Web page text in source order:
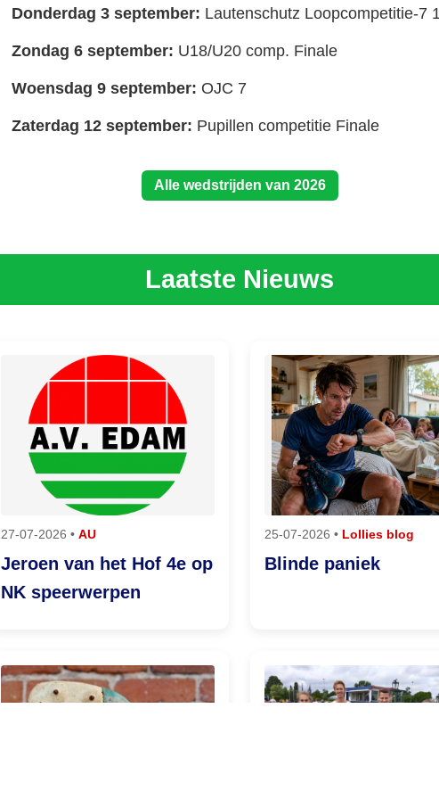
Donderdag 3 september: Lautenschutz Loopcompetitie-7
Zondag 6 september: U18/U20 comp. Finale
Woensdag 9 september: OJC 7
Zaterdag 12 september: Pupillen competitie Finale
Alle wedstrijden van 2026
Laatste Nieuws
27-07-2026 • AU
Jeroen van het Hof 4e op
NK speerwerpen
25-07-2026 • Lollies blog
Blinde paniek